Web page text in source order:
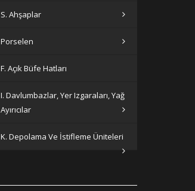
S. Ahşaplar
Porselen
F. Açık Büfe Hatları
I. Davlumbazlar, Yer Izgaraları, Yağ
Ayırıcılar
K. Depolama Ve İstifleme Üniteleri